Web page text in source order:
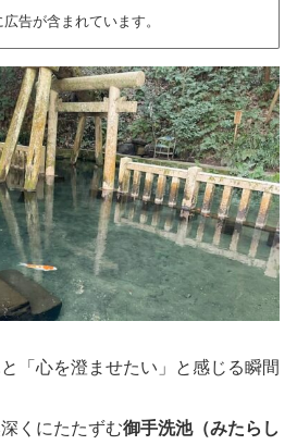
告が含まれています。
「心を澄ませたい」と感じる瞬間
くにたたずむ御手洗池（みたらし